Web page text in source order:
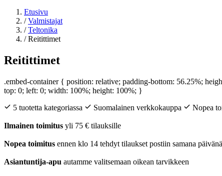
Etusivu
/ Valmistajat
/ Teltonika
/ Reitittimet
Reitittimet
.embed-container { position: relative; padding-bottom: 56.25%;
top: 0; left: 0; width: 100%; height: 100%; }
5 tuotetta kategoriassa
Suomalainen verkkokauppa Nopea
Ilmainen toimitus yli 75 € tilauksille
Nopea toimitus ennen klo 14 tehdyt tilaukset postiin samana päivänä
Asiantuntija-apu autamme valitsemaan oikean tarvikkeen